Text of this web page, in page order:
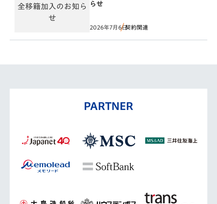
らせ
2026年7月6日契約関連
PARTNER